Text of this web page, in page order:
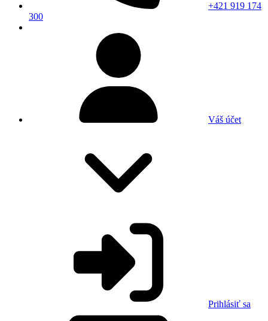
+421 919 174
300
Váš účet
Prihlásiť sa